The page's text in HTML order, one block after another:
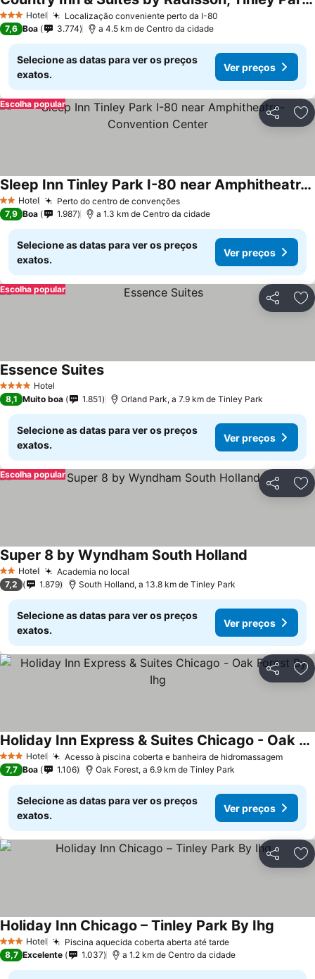
3 EstrelasHotel Localização conveniente perto da I-80
7,6 Boa 3.774 a 4.5 km de Centro da cidade
Selecione as datas para ver os preços
exatos.
Ver preços
Partilhar
Escolha popular
2 Estrelas
Hotel Perto do centro de convenções
Sleep Inn Tinley Park I-80 near Amphitheatre-Convention Center
7,9 Boa 1.987 a 1.3 km de Centro da cidade
Selecione as datas para ver os preços
exatos.
Ver preços
Partilhar
Escolha popular
4 EstrelasHotel
Essence Suites
8,1 Muito boa 1.851 Orland Park, a 7.9 km de Tinley Park
Selecione as datas para ver os preços
exatos.
Ver preços
Partilhar
Escolha popular
2 Estrelas
Hotel Academia no local
Super 8 by Wyndham South Holland
7,2 1.879 South Holland, a 13.8 km de Tinley Park
Selecione as datas para ver os preços
exatos.
Ver preços
Partilhar
3 EstrelasHotel Acesso à piscina coberta e banheira de hidromassagem
Holiday Inn Express & Suites Chicago - Oak Forest By Ihg
7,7 Boa 1.106 Oak Forest, a 6.9 km de Tinley Park
Selecione as datas para ver os preços
exatos.
Ver preços
Partilhar
3 EstrelasHotel Piscina aquecida coberta aberta até tarde
Holiday Inn Chicago – Tinley Park By Ihg
8,7 Excelente 1.037 a 1.2 km de Centro da cidade